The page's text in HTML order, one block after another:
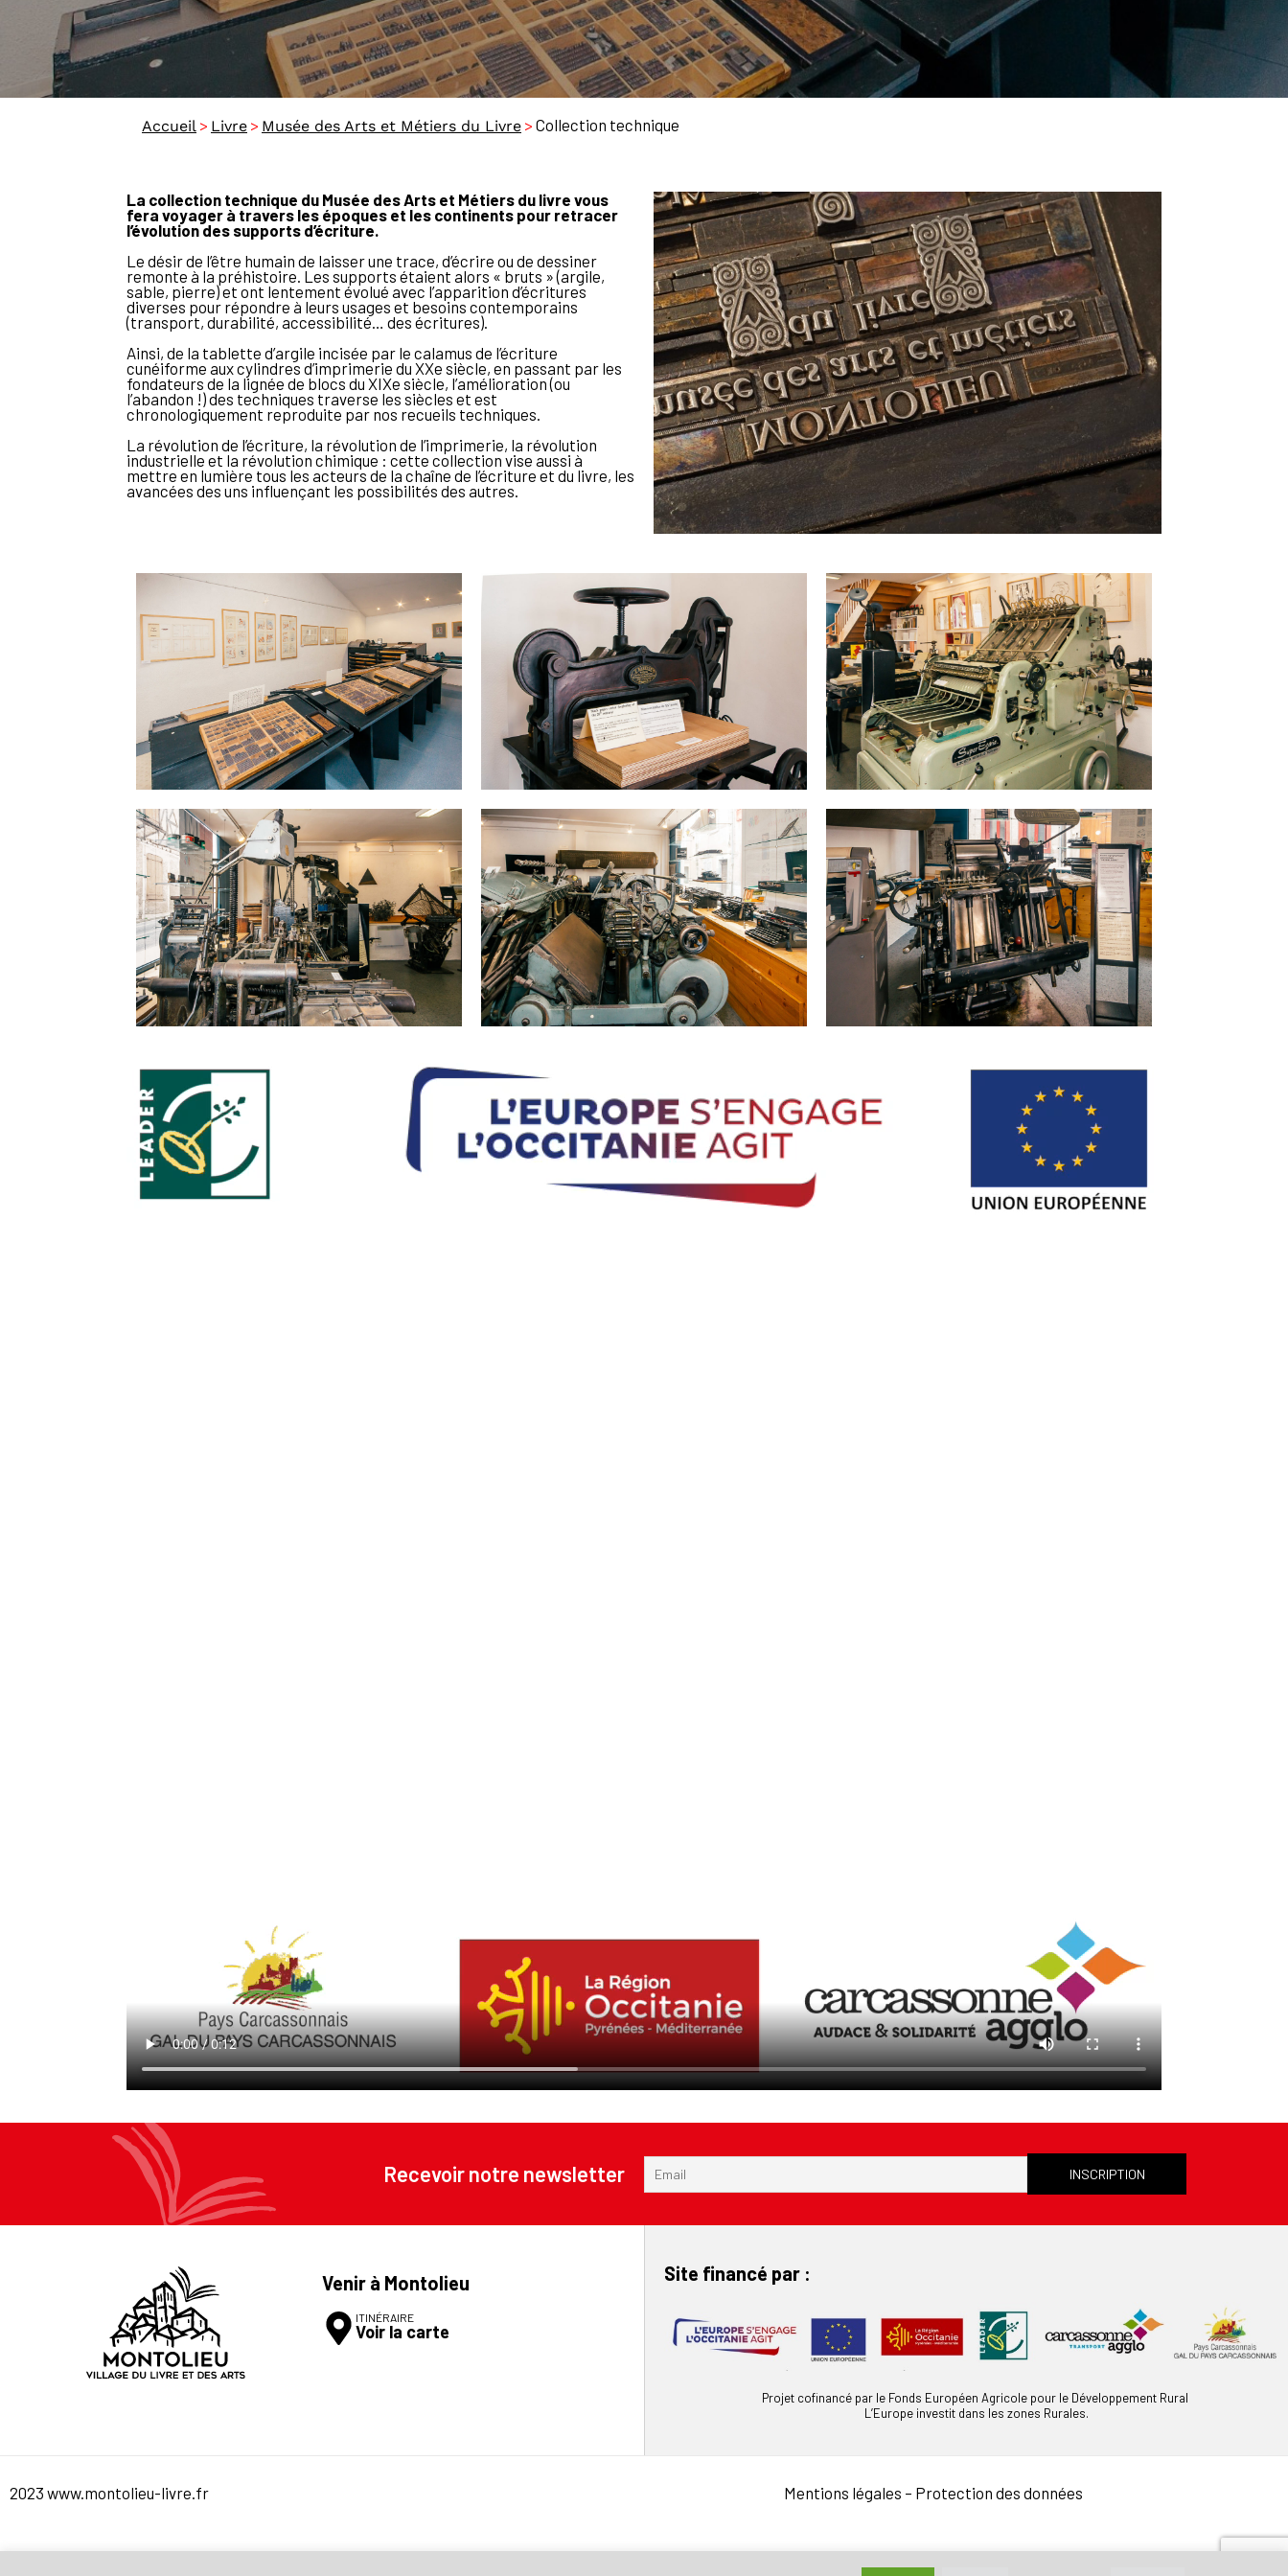
Accueil > Livre > Musée des Arts et Métiers du Livre > Collection technique
La collection technique du Musée des Arts et Métiers du livre vous
fera voyager à travers les époques et les continents pour retracer
l’évolution des supports d’écriture.
Le désir de l’être humain de laisser une trace, d’écrire ou de dessiner
remonte à la préhistoire. Les supports étaient alors « bruts » (argile,
sable, pierre) et ont lentement évolué avec l’apparition d’écritures
diverses pour répondre à leurs usages et besoins contemporains
(transport, durabilité, accessibilité… des écritures).
Ainsi, de la tablette d’argile incisée par le calamus de l’écriture
cunéiforme aux cylindres d’imprimerie du XXe siècle, en passant par les
fondateurs de la lignée de blocs du XIXe siècle, l’amélioration (ou
l’abandon !) des techniques traverse les siècles et est
chronologiquement reproduite par nos recueils techniques.
La révolution de l’écriture, la révolution de l’imprimerie, la révolution
industrielle et la révolution chimique : cette collection vise aussi à
mettre en lumière tous les acteurs de la chaîne de l’écriture et du livre, les
avancées des uns influençant les possibilités des autres.
Recevoir notre newsletter
Venir à Montolieu
ITINÉRAIRE
Voir la carte
Site financé par :
Projet cofinancé par le Fonds Européen Agricole pour le Développement Rural
L’Europe investit dans les zones Rurales.
2023 www.montolieu-livre.fr Mentions légales – Protection des données